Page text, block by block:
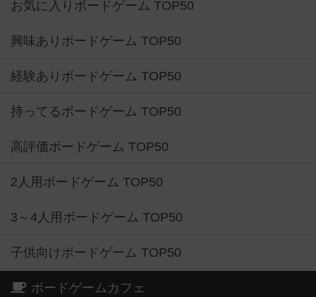
お気に入りボードゲーム TOP50
興味ありボードゲーム TOP50
経験ありボードゲーム TOP50
持ってるボードゲーム TOP50
高評価ボードゲーム TOP50
2人用ボードゲーム TOP50
3～4人用ボードゲーム TOP50
子供向けボードゲーム TOP50
ボードゲームカフェ